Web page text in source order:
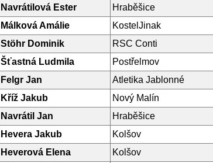
Navrátilová Ester Hraběšice
Málková Amálie KostelJinak
Stöhr Dominik RSC Conti
Šťastná Ludmila Postřelmov
Felgr Jan Atletika Jablonné
Kříž Jakub Nový Malín
Navrátil Jan Hraběšice
Hevera Jakub Kolšov
Heverová Elena Kolšov